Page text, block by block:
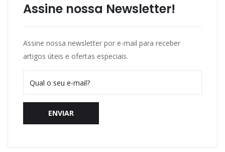
Assine nossa Newsletter!
Assine nossa newsletter por e-mail para receber
artigos úteis e ofertas especiais.
ENVIAR